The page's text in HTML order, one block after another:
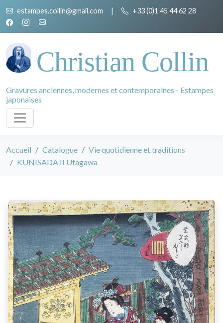
estampes.collin@gmail.com | +33 (0)1 45 44 62 28
Christian Collin
Gravures anciennes, modernes et contemporaines - Estampes
japonaises
Accueil Catalogue
Vie quotidienne et traditions
KUNISADA II Utagawa